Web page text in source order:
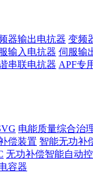
器输出电抗器 变频
输入电抗器 伺服输
串联电抗器 APF专
电能质量综合治
偿装置 智能无功补
无功补偿智能自动
容器